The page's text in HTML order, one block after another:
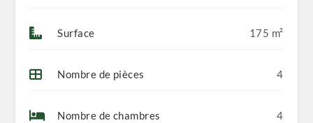
Surface 175 m²
Nombre de pièces 4
Nombre de chambres 4